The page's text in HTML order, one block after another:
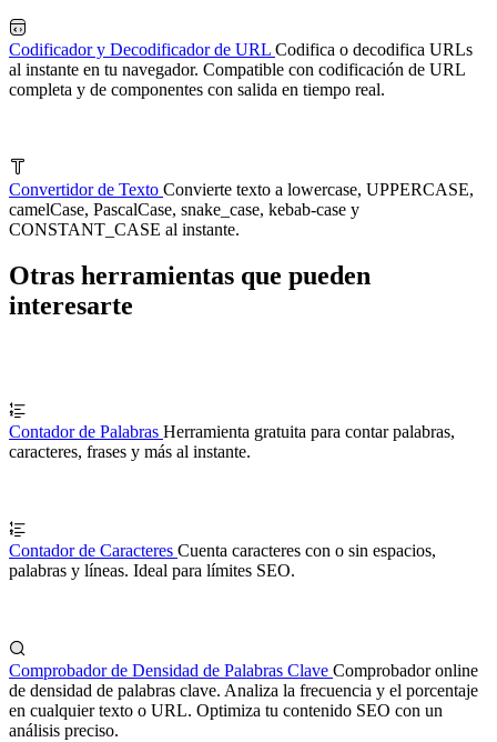
Codificador y Decodificador de URL Codifica o decodifica URLs
al instante en tu navegador. Compatible con codificación de URL
completa y de componentes con salida en tiempo real.
Convertidor de Texto Convierte texto a lowercase, UPPERCASE,
camelCase, PascalCase, snake_case, kebab-case y
CONSTANT_CASE al instante.
Otras herramientas que pueden
interesarte
Contador de Palabras Herramienta gratuita para contar palabras,
caracteres, frases y más al instante.
Contador de Caracteres Cuenta caracteres con o sin espacios,
palabras y líneas. Ideal para límites SEO.
Comprobador de Densidad de Palabras Clave Comprobador online
de densidad de palabras clave. Analiza la frecuencia y el porcentaje
en cualquier texto o URL. Optimiza tu contenido SEO con un
análisis preciso.